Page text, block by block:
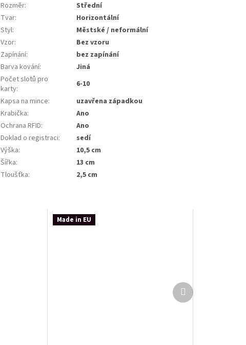
Rozměr:
Střední
Tvar:
Horizontální
Styl:
Městské / neformální
Vzor:
Bez vzoru
Zapínání:
bez zapínání
Barva kování:
Jiná
Počet slotů pro
karty:
6-10
Kapsa na mince:
uzavřena západkou
Krabička:
Ano
Ochrana RFID:
Ano
Doklad o registraci:
sedí
Výška:
10,5 cm
Šířka:
13 cm
Tloušťka: 2,5 cm
Made in EU
Další
produkt